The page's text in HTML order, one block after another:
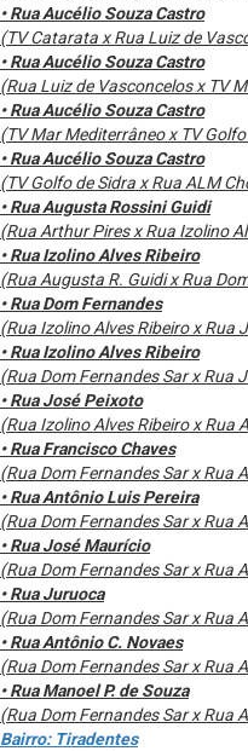
• Rua Aucélio Souza Castro
(TV Catarata x Rua Luiz de
• Rua Aucélio Souza Castro
(Rua Luiz de Vasconcelos x TV
• Rua Aucélio Souza Castro
(TV Mar Mediterrâneo x TV
• Rua Aucélio Souza Castro
(TV Golfo de Sidra x Rua ALM
• Rua Augusta Rossini Guidi
(Rua Arthur Pires x Rua Izolino
• Rua Izolino Alves Ribeiro
(Rua Augusta R. Guidi x Rua
• Rua Dom Fernandes
(Rua Izolino Alves Ribeiro x Rua
• Rua Izolino Alves Ribeiro
(Rua Dom Fernandes Sar x Rua
• Rua José Peixoto
(Rua Izolino Alves Ribeiro x Rua
• Rua Francisco Chaves
(Rua Dom Fernandes Sar x Rua
• Rua Antônio Luis Pereira
(Rua Dom Fernandes Sar x Rua
• Rua José Maurício
(Rua Dom Fernandes Sar x Rua
• Rua Juruoca
(Rua Dom Fernandes Sar x Rua
• Rua Antônio C. Novaes
(Rua Dom Fernandes Sar x Rua
• Rua Manoel P. de Souza
(Rua Dom Fernandes Sar x Rua
Bairro: Tiradentes